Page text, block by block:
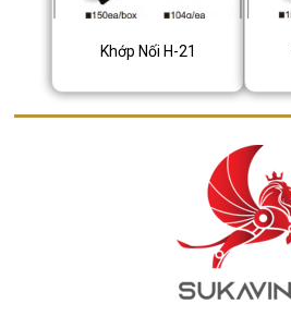
Khớp Nối H-21